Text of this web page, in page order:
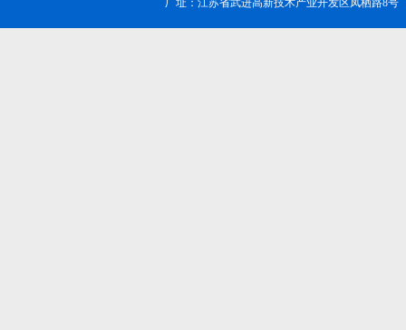
厂址：江苏省武进高新技术产业开发区凤栖路8